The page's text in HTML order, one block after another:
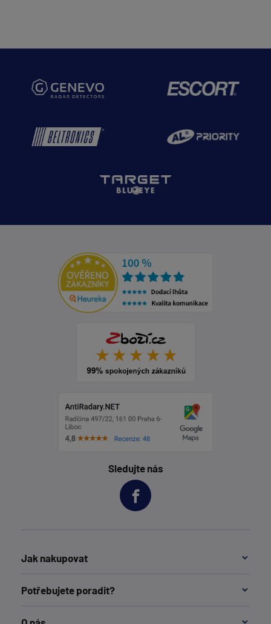
Sledujte nás
Jak nakupovat
Potřebujete poradit?